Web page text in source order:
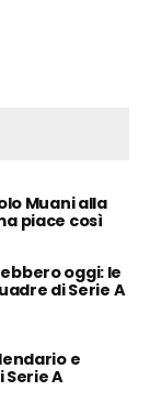
Muani alla
piace così
oggi: le
di Serie A
e
A